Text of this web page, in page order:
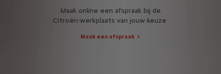
Maak online een afspraak bij de
Citroën-werkplaats van jouw keuze
Maak een afspraak